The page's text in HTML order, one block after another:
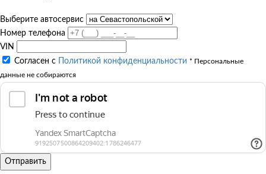
Выберите автосервис
Номер телефона
VIN
Согласен с
Политикой конфиденциальности * Персональные
данные не собираются
Отправить